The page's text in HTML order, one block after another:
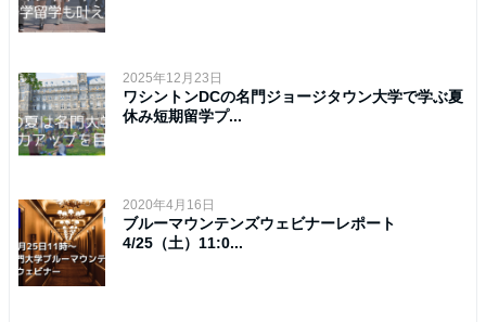
2025年12月23日
ワシントンDCの名門ジョージタウン大学で学ぶ夏
休み短期留学プ...
2020年4月16日
ブルーマウンテンズウェビナーレポート
4/25（土）11:0...